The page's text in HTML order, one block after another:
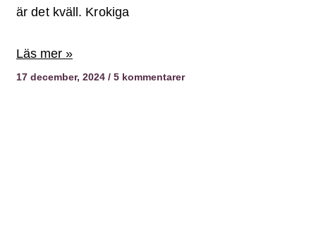
är det kväll. Krokiga
Läs mer »
17 december, 2024 5 kommentarer